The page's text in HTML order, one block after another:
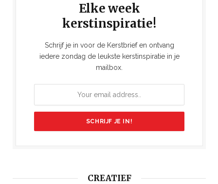
Elke week
kerstinspiratie!
Schrijf je in voor de Kerstbrief en ontvang
iedere zondag de leukste kerstinspiratie in je
mailbox.
CREATIEF